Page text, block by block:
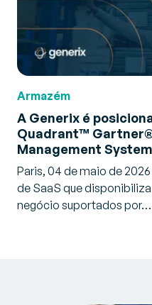
Armazém
A Generix é
Quadrant™
Management
Paris, 04 de maio de
de SaaS que
negócio suportados por…